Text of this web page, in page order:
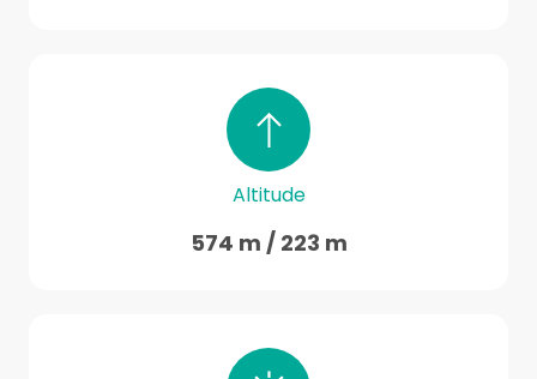
Altitude
574 m / 223 m